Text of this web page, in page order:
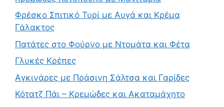
Φρέσκο Σπιτικό Τυρί με Αυγά και Κρέμα
Γάλακτος
Πατάτες στο Φούρνο με Ντομάτα και Φέτα
Γλυκές Κρέπες
Αγκινάρες με Πράσινη Σάλτσα και Γαρίδες
Κότατζ Πάι – Κρεμώδες και Ακαταμάχητο